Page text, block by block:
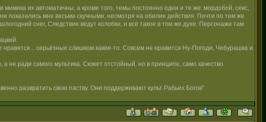
их автоматичны, а кроме того, темы постоянно одни и те же: мордобой, секс,
показались мне весьма скучными, несмотря на обилие действия. Почти по тем же
снег, Следствие ведут колобки, и всё такое в том же духе. Персонажи там
серьёзные слишком какие-то. Совсем не нравится Ну-Погоди, Чебурашка и
не ради самого мультика. Сюжет отстойный, но в принципе, само качество
развратить свою паству. Они поддерживают культ Рабьих Богов"